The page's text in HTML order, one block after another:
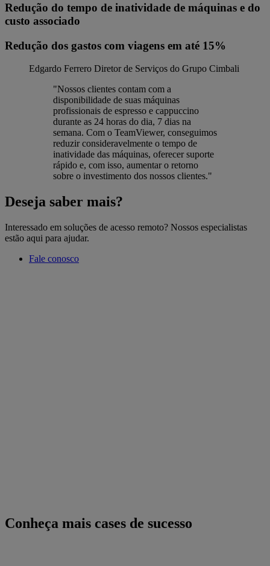
Redução do tempo de inatividade de máquinas e do
custo associado
Redução dos gastos com viagens em até 15%
Edgardo Ferrero Diretor de Serviços do Grupo Cimbali
"Nossos clientes contam com a
disponibilidade de suas máquinas
profissionais de espresso e cappuccino
durante as 24 horas do dia, 7 dias na
semana. Com o TeamViewer, conseguimos
reduzir consideravelmente o tempo de
inatividade das máquinas, oferecer suporte
rápido e, com isso, aumentar o retorno
sobre o investimento dos nossos clientes."
Deseja saber mais?
Interessado em soluções de acesso remoto? Nossos especialistas
estão aqui para ajudar.
Fale conosco
Conheça mais cases de sucesso